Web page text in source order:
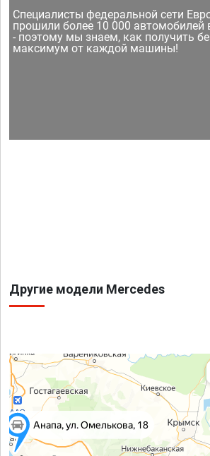
Специалисты федеральной сети
прошили более 10 000 автомобилей
- поэтому мы знаем, как получить
максимум от каждой машины!
Другие модели Mercedes